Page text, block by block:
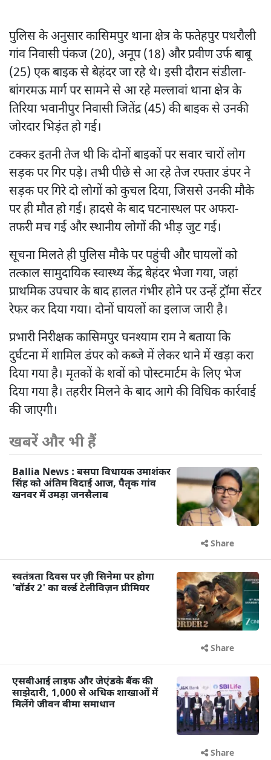
पुलिस के अनुसार कासिमपुर थाना क्षेत्र के फतेहपुर पथरौली
गांव निवासी पंकज (20), अनूप (18) और प्रवीण उर्फ बाबू
(25) एक बाइक से बेहंदर जा रहे थे। इसी दौरान संडीला-
बांगरमऊ मार्ग पर सामने से आ रहे मल्लावां थाना क्षेत्र के
तिरिया भवानीपुर निवासी जितेंद्र (45) की बाइक से उनकी
जोरदार भिड़ंत हो गई।
टक्कर इतनी तेज थी कि दोनों बाइकों पर सवार चारों लोग
सड़क पर गिर पड़े। तभी पीछे से आ रहे तेज रफ्तार डंपर ने
सड़क पर गिरे दो लोगों को कुचल दिया, जिससे उनकी मौके
पर ही मौत हो गई। हादसे के बाद घटनास्थल पर अफरा-
तफरी मच गई और स्थानीय लोगों की भीड़ जुट गई।
सूचना मिलते ही पुलिस मौके पर पहुंची और घायलों को
तत्काल सामुदायिक स्वास्थ्य केंद्र बेहंदर भेजा गया, जहां
प्राथमिक उपचार के बाद हालत गंभीर होने पर उन्हें ट्रॉमा सेंटर
रेफर कर दिया गया। दोनों घायलों का इलाज जारी है।
प्रभारी निरीक्षक कासिमपुर घनश्याम राम ने बताया कि
दुर्घटना में शामिल डंपर को कब्जे में लेकर थाने में खड़ा करा
दिया गया है। मृतकों के शवों को पोस्टमार्टम के लिए भेज
दिया गया है। तहरीर मिलने के बाद आगे की विधिक कार्रवाई
की जाएगी।
खबरें और भी हैं
Ballia News : बसपा विधायक उमाशंकर
सिंह को अंतिम विदाई आज, पैतृक गांव
खनवर में उमड़ा जनसैलाब
Share
स्वतंत्रता दिवस पर ज़ी सिनेमा पर होगा
'बॉर्डर 2' का वर्ल्ड टेलीविज़न प्रीमियर
Share
एसबीआई लाइफ और जेएंडके बैंक की
साझेदारी, 1,000 से अधिक शाखाओं में
मिलेंगे जीवन बीमा समाधान
Share